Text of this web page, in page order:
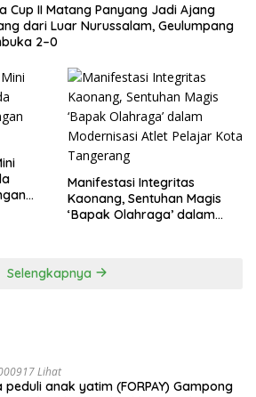
Cup II Matang Panyang Jadi Ajang
dari Luar Nurussalam, Geulumpang
2–0
Manifestasi Integritas
Kaonang, Sentuhan Magis
‘Bapak Olahraga’ dalam
Selengkapnya
Lihat
anak yatim (FORPAY) Gampong